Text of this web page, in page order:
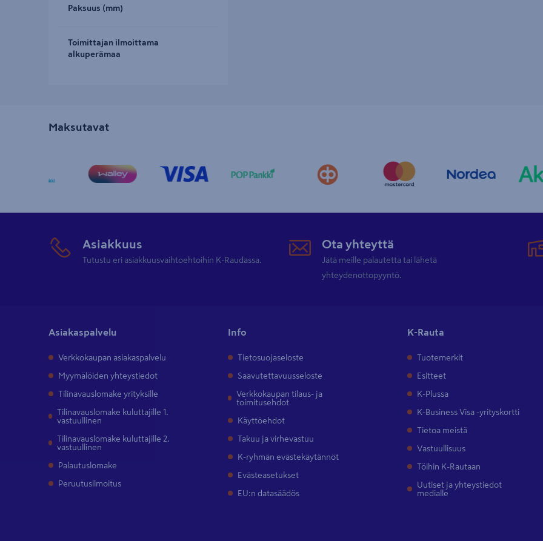
Paksuus (mm)
Toimittajan ilmoittama
alkuperämaa
Maksutavat
Asiakkuus
Tutustu eri asiakkuusvaihtoehtoihin K-Raudassa.
Ota yhteyttä
Jätä meille palautetta tai lähetä
yhteydenottopyyntö.
Asiakaspalvelu
Verkkokaupan asiakaspalvelu
Myymälöiden yhteystiedot
Tilinavauslomake yrityksille
Tilinavauslomake kuluttajille 1.
vastuullinen
Tilinavauslomake kuluttajille 2.
vastuullinen
Palautuslomake
Peruutusilmoitus
Info
Tietosuojaseloste
Saavutettavuusseloste
Verkkokaupan tilaus- ja
toimitusehdot
Käyttöehdot
Takuu ja virhevastuu
K-ryhmän evästekäytännöt
Evästeasetukset
EU:n datasäädös
K-Rauta
Tuotemerkit
Esitteet
K-Plussa
K-Business Visa -yrityskortti
Tietoa meistä
Vastuullisuus
Töihin K-Rautaan
Uutiset ja yhteystiedot
medialle